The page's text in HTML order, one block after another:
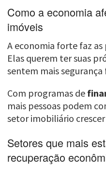
Como a economia
imóveis
A economia forte faz as
Elas querem ter suas
sentem mais segurança
Com programas de
mais pessoas podem
setor imobiliário
Setores que mais
recuperação